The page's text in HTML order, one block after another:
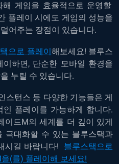
해 게임을 효율적으로 운영할
플레이 시에도 게임의 성능을
덜어주는 장점이 있습니다.
으로 플레이해보세요! 블루스
이하면, 단순한 모바일 환경을
누릴 수 있습니다.
스턴스 등 다양한 기능들은 게
인 플레이를 가능하게 합니다.
이드M의 세계를 더 깊이 있게
극대화할 수 있는 블루스택과
시길 바랍니다! 블루스택으로
(를) 플레이해 보세요!